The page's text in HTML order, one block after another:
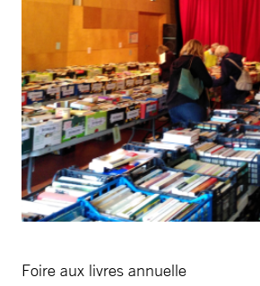
Foire aux livres annuelle